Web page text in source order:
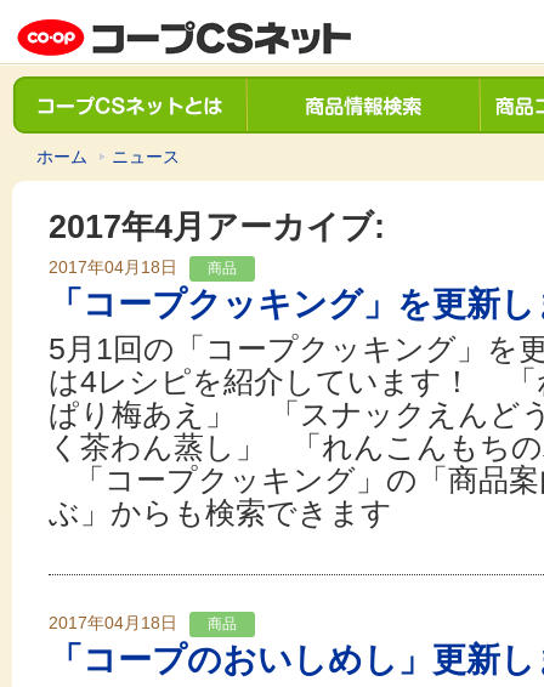
ホーム ニュース
2017年4月アーカイブ:
2017年04月18日 商品
「コープクッキング」を更新
5月1回の「コープクッキング」を
は4レシピを紹介しています！ 「
ぱり梅あえ」 「スナックえんど
く茶わん蒸し」 「れんこんもち
「コープクッキング」の「商品
ぶ」からも検索できます
2017年04月18日 商品
「コープのおいしめし」更新